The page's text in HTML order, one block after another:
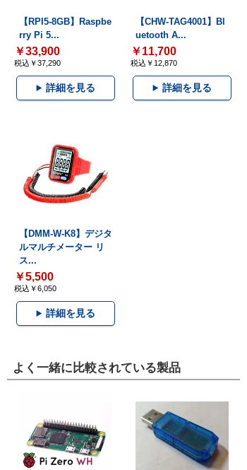
【RPI5-8GB】Raspbe
rry Pi 5...
￥33,900
税込￥37,290
詳細を見る
【CHW-TAG4001】Bl
uetooth A...
￥11,700
税込￥12,870
詳細を見る
【DMM-W-K8】デジタ
ルマルチメーター リ
ス...
￥5,500
税込￥6,050
詳細を見る
よく一緒に比較されている製品